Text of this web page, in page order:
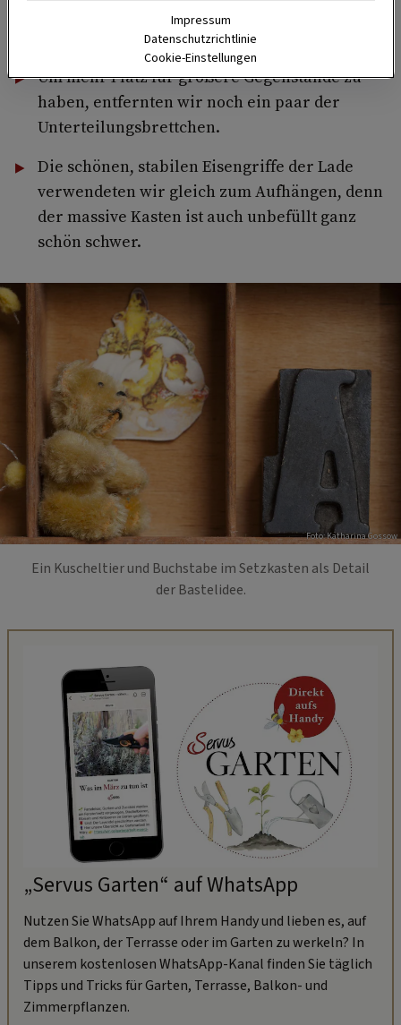
und tapezierten einige der kleinen Fächer mit
bunten Papierresten.
Um mehr Platz für größere Gegenstände zu
haben, entfernten wir noch ein paar der
Unterteilungsbrettchen.
Die schönen, stabilen Eisengriffe der Lade
verwendeten wir gleich zum Aufhängen, denn
der massive Kasten ist auch unbefüllt ganz
schön schwer.
Foto: Katharina Gossow
Ein Kuscheltier und Buchstabe im Setzkasten als Detail
der Bastelidee.
„Servus Garten“ auf WhatsApp
Nutzen Sie WhatsApp auf Ihrem Handy und lieben es, auf
dem Balkon, der Terrasse oder im Garten zu werkeln? In
unserem kostenlosen WhatsApp-Kanal finden Sie täglich
Tipps und Tricks für Garten, Terrasse, Balkon- und
Zimmerpflanzen.
Impressum
Datenschutzrichtlinie
Cookie-Einstellungen